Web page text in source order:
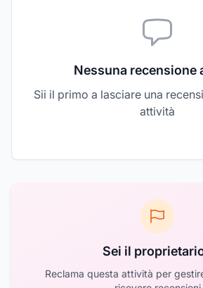
Nessuna recensione
Sii il primo a lasciare una
attività
Sei il
Reclama questa attività per